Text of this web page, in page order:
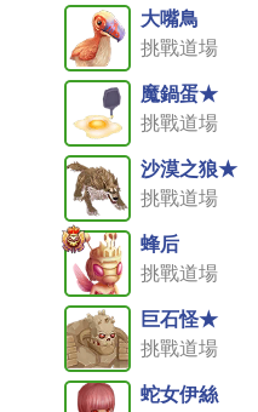
大嘴鳥
挑戰道場
魔鍋蛋★
挑戰道場
沙漠之狼★
挑戰道場
蜂后
挑戰道場
巨石怪★
挑戰道場
蛇女伊絲